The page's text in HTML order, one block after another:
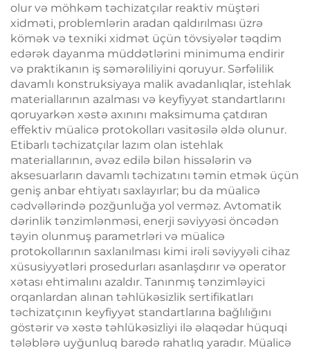
olur və möhkəm təchizatçılar reaktiv müştəri
xidməti, problemlərin aradan qaldırılması üzrə
kömək və texniki xidmət üçün tövsiyələr təqdim
edərək dayanma müddətlərini minimuma endirir
və praktikanın iş səmərəliliyini qoruyur. Sərfəlilik
davamlı konstruksiyaya malik avadanlıqlar, istehlak
materiallarının azalması və keyfiyyət standartlarını
qoruyarkən xəstə axınını maksimuma çatdıran
effektiv müalicə protokolları vasitəsilə əldə olunur.
Etibarlı təchizatçılar lazım olan istehlak
materiallarının, əvəz edilə bilən hissələrin və
aksesuarların davamlı təchizatını təmin etmək üçün
geniş anbar ehtiyatı saxlayırlar; bu da müalicə
cədvəllərində pozğunluğa yol verməz. Avtomatik
dərinlik tənzimlənməsi, enerji səviyyəsi öncədən
təyin olunmuş parametrləri və müalicə
protokollarının saxlanılması kimi irəli səviyyəli cihaz
xüsusiyyətləri prosedurları asanlaşdırır və operator
xətası ehtimalını azaldır. Tanınmış tənzimləyici
orqanlardan alınan təhlükəsizlik sertifikatları
təchizatçının keyfiyyət standartlarına bağlılığını
göstərir və xəstə təhlükəsizliyi ilə əlaqədar hüquqi
tələblərə uyğunluq barədə rahatlıq yaradır. Müalicə